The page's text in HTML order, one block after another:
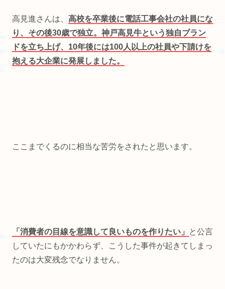
高見進さんは、 高校を卒業後に電話工事会社の社員にな
り、その後30歳で独立。神戸高見牛という独自ブラン
ドを立ち上げ、10年後には100人以上の社員や下請けを
抱える大企業に発展しました。
ここまでくるのに相当な苦労をされたと思います。
「消費者の目線を意識して良いものを作りたい」
と公言
していたにもかかわらず、こうした事件が起きてしまっ
たのは大変残念でなりません。